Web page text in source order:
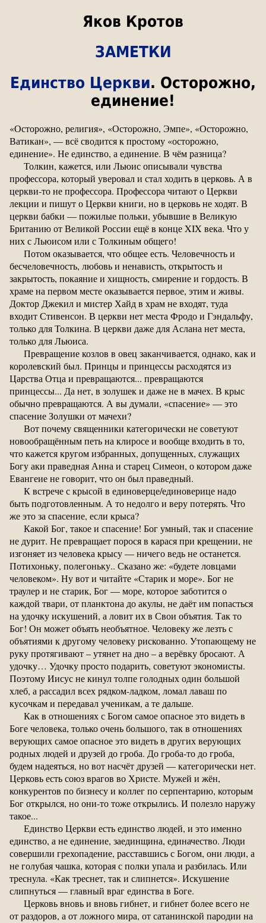
Яков Кротов
ЗАМЕТКИ
Единство Церкви. Осторожно,
единение!
«Осторожно, религия», «Осторожно, Эмпе», «Осторожно,
Ватикан», — всё сводится к простому «осторожно,
единение». Не единство, а единение. В чём разница?
Толкин, кажется, или Льюис описывали чувства
профессора, который уверовал и стал ходить в церковь. А в
церкви-то не профессора. Профессора читают о Церкви
лекции и пишут о Церкви книги, но в церковь не ходят. В
церкви бабки — пожилые польки, убывшие в Великую
Британию от Великой России ещё в конце XIX века. Что у
них с Льюисом или с Толкиным общего!
Потом оказывается, что общее есть. Человечность и
бесчеловечность, любовь и ненависть, открытость и
закрытость, покаяние и хищность, смирение и гордость. В
храме на первом месте оказывается первое, этим и живы.
Доктор Джекил и мистер Хайд в храм не входят, туда
входит Стивенсон. В церкви нет места Фродо и Гэндальфу,
только для Толкина. В церкви даже для Аслана нет места,
только для Льюиса.
Превращение козлов в овец заканчивается, однако, как и
королевский был. Принцы и принцессы расходятся из
Царства Отца и превращаются... превращаются
принцессы... Да нет, в золушек и даже не в мачех. В крыс
обычно превращаются. А вы думали, «спасение» — это
спасение Золушки от мачехи?
Вот почему священники категорически не советуют
новообращённым петь на клиросе и вообще входить в то,
что кажется кругом избранных, допущенных, служащих
Богу аки праведная Анна и старец Симеон, о котором даже
Евангеие не говорит, что он был праведный.
К встрече с крысой в единоверце/единоверице надо
быть подготовленным. А то недолго и веру потерять. Что
же это за спасение, если крыса?
Какой Бог, такое и спасение! Бог умный, так и спасение
не дурит. Не превращает порося в карася при крещении, не
изгоняет из человека крысу — ничего ведь не останется.
Потихоньку, полегоньку.. Сказано же: «будете ловцами
человеком». Ну вот и читайте «Старик и море». Бог не
траулер и не старик, Бог — море, которое заботится о
каждой твари, от планктона до акулы, не даёт им попасться
на удочку искушений, а ловит их в Свои объятия. Так то
Бог! Он может объять необъятное. Человеку же лезть с
объятиями к другому человеку рискованно. Утопающему не
руку протягивают – утянет на дно – а верёвку бросают. А
удочку… Удочку просто подарить, советуют экономисты.
Поэтому Иисус не кинул толпе голодных один большой
хлеб, а рассадил всех рядком-ладком, ломал лаваш по
кусочкам и передавал ученикам, а те дальше.
Как в отношениях с Богом самое опасное это видеть в
Боге человека, только очень большого, так в отношениях
верующих самое опасное это видеть в других верующих
родных людей и друзей до гроба. До гроба-то до гроба,
будем надеяться, но вот насчёт друзей — категорически нет.
Церковь есть союз врагов во Христе. Мужей и жён,
конкурентов по бизнесу и коллег по серпентарию, которым
Бог открылся, но они-то тоже открылись. И полезло наружу
такое...
Единство Церкви есть единство людей, и это именно
единство, а не единение, заединщина, единачество. Люди
совершили грехопадение, расставшись с Богом, они люди, а
не голубая чашка, которая с полки упала и разбилась. Или
треснула. «Как треснет, так и слипнется». Искушение
слипнуться — главный враг единства в Боге.
Церковь вновь и вновь гибнет, и гибнет более всего не
от раздоров, а от ложного мира, от сатанинской пародии на